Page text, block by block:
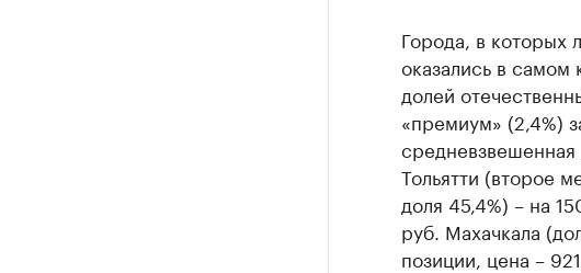
Города, в которых
оказались в
долей
«премиум» (2,4%)
Тольятти (второе
доля 45,4%) – на
руб. Махачкала
позиции, цена –